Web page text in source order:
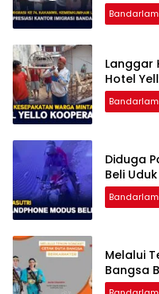
Langgar
Hotel
Diduga
Beli Uduk
Melalui
Bangsa